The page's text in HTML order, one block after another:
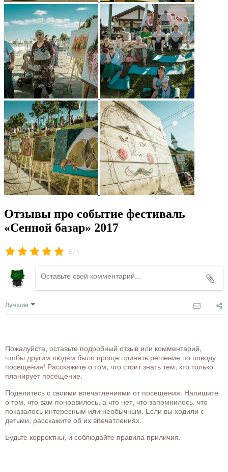
Отзывы про событие фестиваль
«Сенной базар» 2017
5 / 1
Лучшие
Пожалуйста, оставьте подробный отзыв или комментарий,
чтобы другим людям было проще принять решение по поводу
посещения! Расскажите о том, что стоит знать тем, кто только
планирует посещение.
Поделитесь с своими впечатлениями от посещения. Напишите
о том, что вам понравилось, а что нет, что запомнилось, что
показалось интересным или необычным. Если вы ходили с
детьми, расскажите об их впечатлениях.
Будьте корректны, и соблюдайте правила приличия.